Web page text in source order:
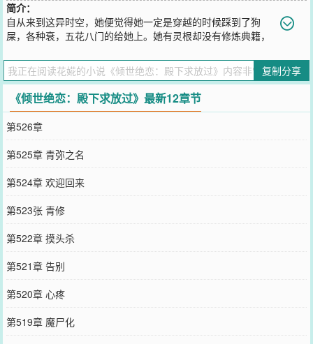
简介：
自从来到这异时空，她便觉得她一定是穿越的时候踩到了狗
屎，各种衰，五花八门的给她上。她有灵根却没有修炼典籍，
是这个靠山能不能不那么……无良？她：“殿下，救我的契约兽……”
他：“他的死活与本殿何干。”她：“那殿下为何救我？”他：“本殿从不
做劳而无功之事，到了需要你的时候，本殿自会找你。”她：“若是要
请你帮我拿回它呢？”他：“……本殿身侧没有什么特别需要的，倒
是……侍女少了些。”……腹黑大神开启恶趣味逗溜模式，一对一宠
文！
您要是觉得《 倾世绝恋：殿下求放过
群和微博微信里的朋友推荐哦！
复制分享
《倾世绝恋：殿下求放过》最新12章节
第526章
第525章 青弥之名
第524章 欢迎回来
第523张 青修
第522章 摸头杀
第521章 告别
第520章 心疼
第519章 魔尸化